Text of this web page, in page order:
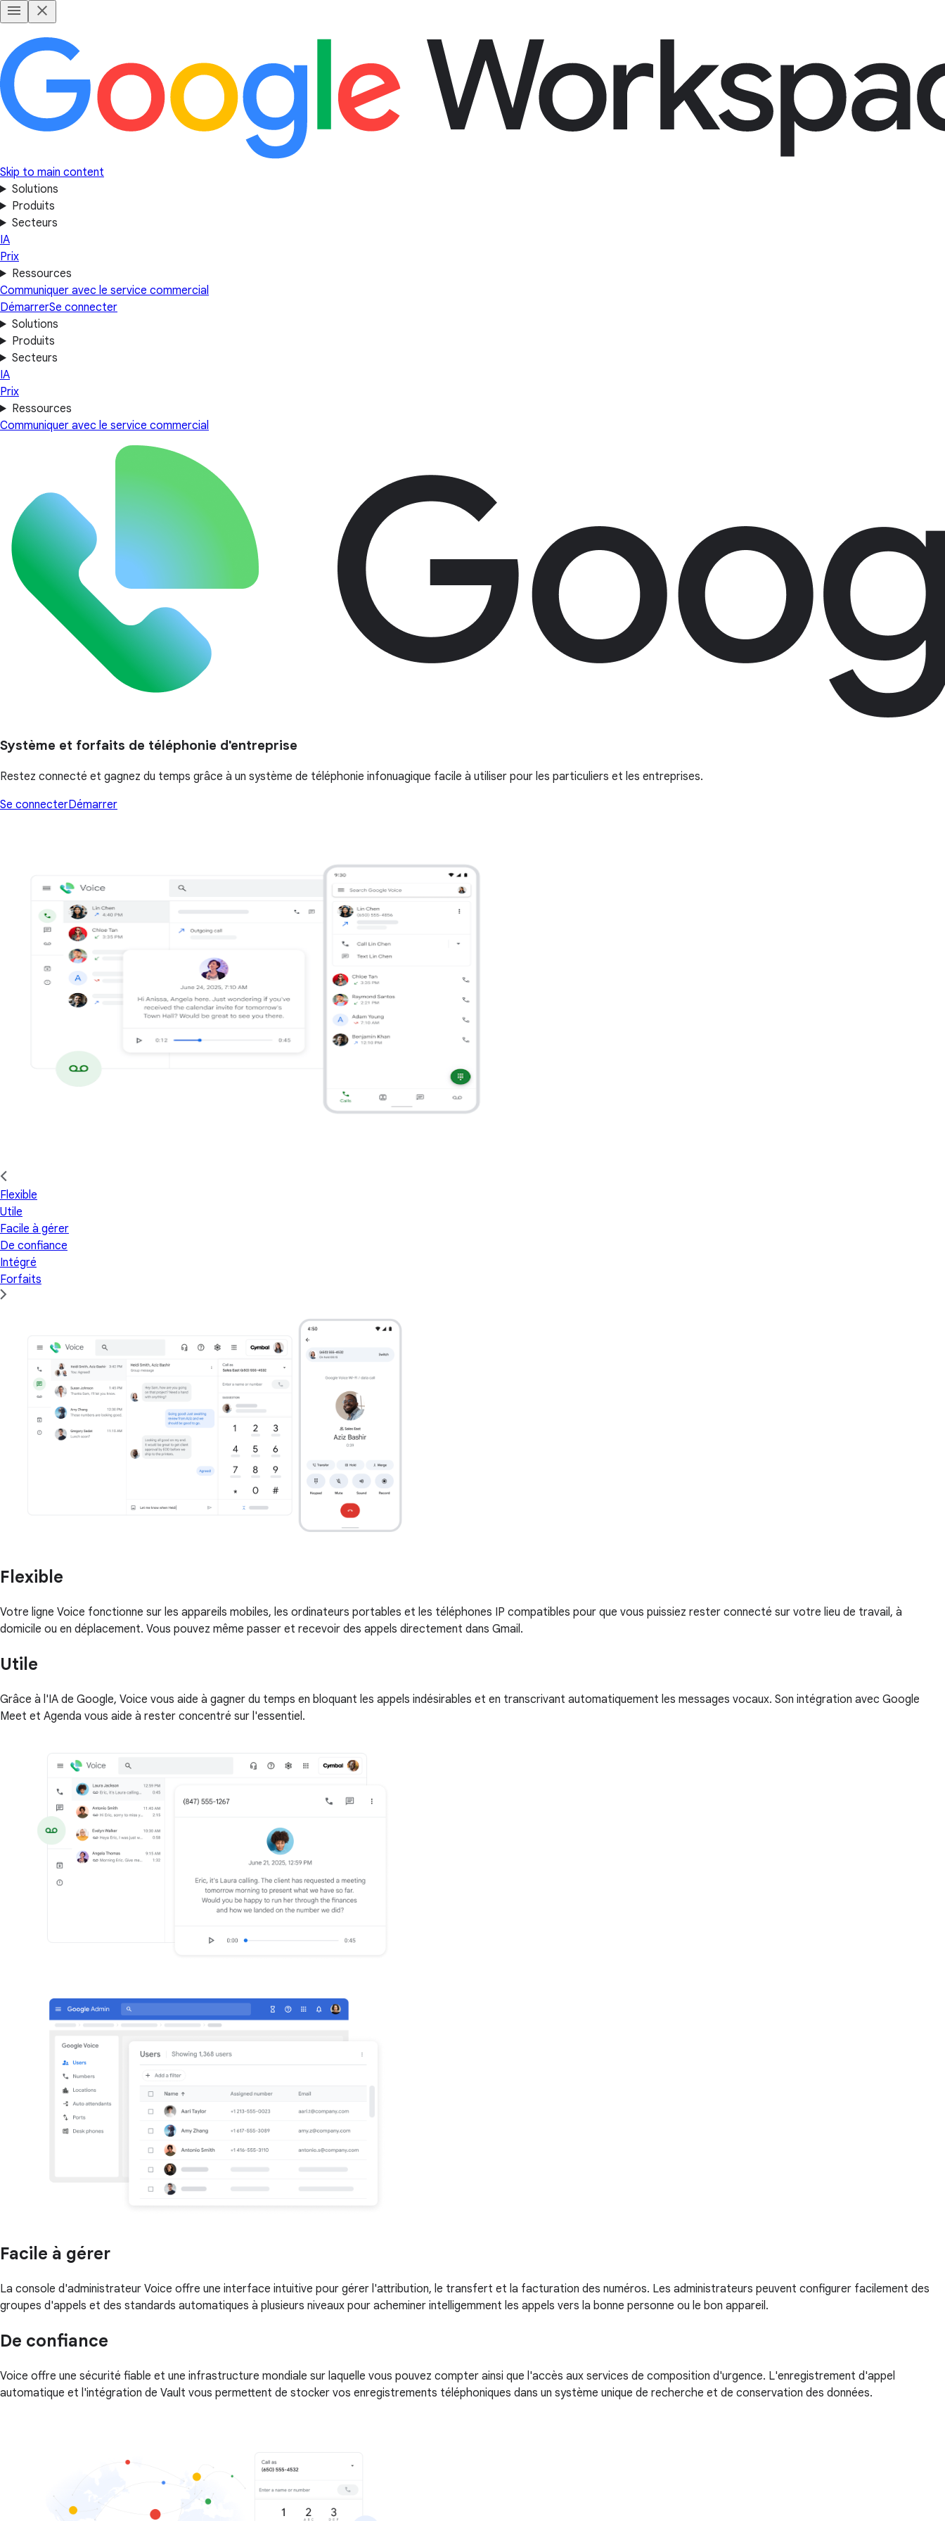
Skip to main content
Solutions
Produits
Secteurs
IA
Prix
Ressources
Communiquer avec le service commercial
DémarrerSe connecter
Solutions
Produits
Secteurs
IA
Prix
Ressources
Communiquer avec le service commercial
Système et forfaits de téléphonie d'entreprise
Restez connecté et gagnez du temps grâce à un système de téléphonie infonuagique facile à utiliser pour les particuliers et les entreprises.
Se connecterDémarrer
Flexible
Utile
Facile à gérer
De confiance
Intégré
Forfaits
Flexible
Votre ligne Voice fonctionne sur les appareils mobiles, les ordinateurs portables et les téléphones IP compatibles pour que vous puissiez rester connecté sur votre lieu de travail, à
domicile ou en déplacement. Vous pouvez même passer et recevoir des appels directement dans Gmail.
Utile
Grâce à l'IA de Google, Voice vous aide à gagner du temps en bloquant les appels indésirables et en transcrivant automatiquement les messages vocaux. Son intégration avec Google
Meet et Agenda vous aide à rester concentré sur l'essentiel.
Facile à gérer
La console d'administrateur Voice offre une interface intuitive pour gérer l'attribution, le transfert et la facturation des numéros. Les administrateurs peuvent configurer facilement des
groupes d'appels et des standards automatiques à plusieurs niveaux pour acheminer intelligemment les appels vers la bonne personne ou le bon appareil.
De confiance
Voice offre une sécurité fiable et une infrastructure mondiale sur laquelle vous pouvez compter ainsi que l'accès aux services de composition d'urgence. L'enregistrement d'appel
automatique et l'intégration de Vault vous permettent de stocker vos enregistrements téléphoniques dans un système unique de recherche et de conservation des données.